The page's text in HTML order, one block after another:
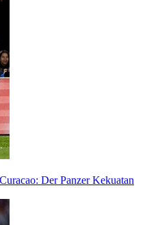
Der Panzer Kekuatan